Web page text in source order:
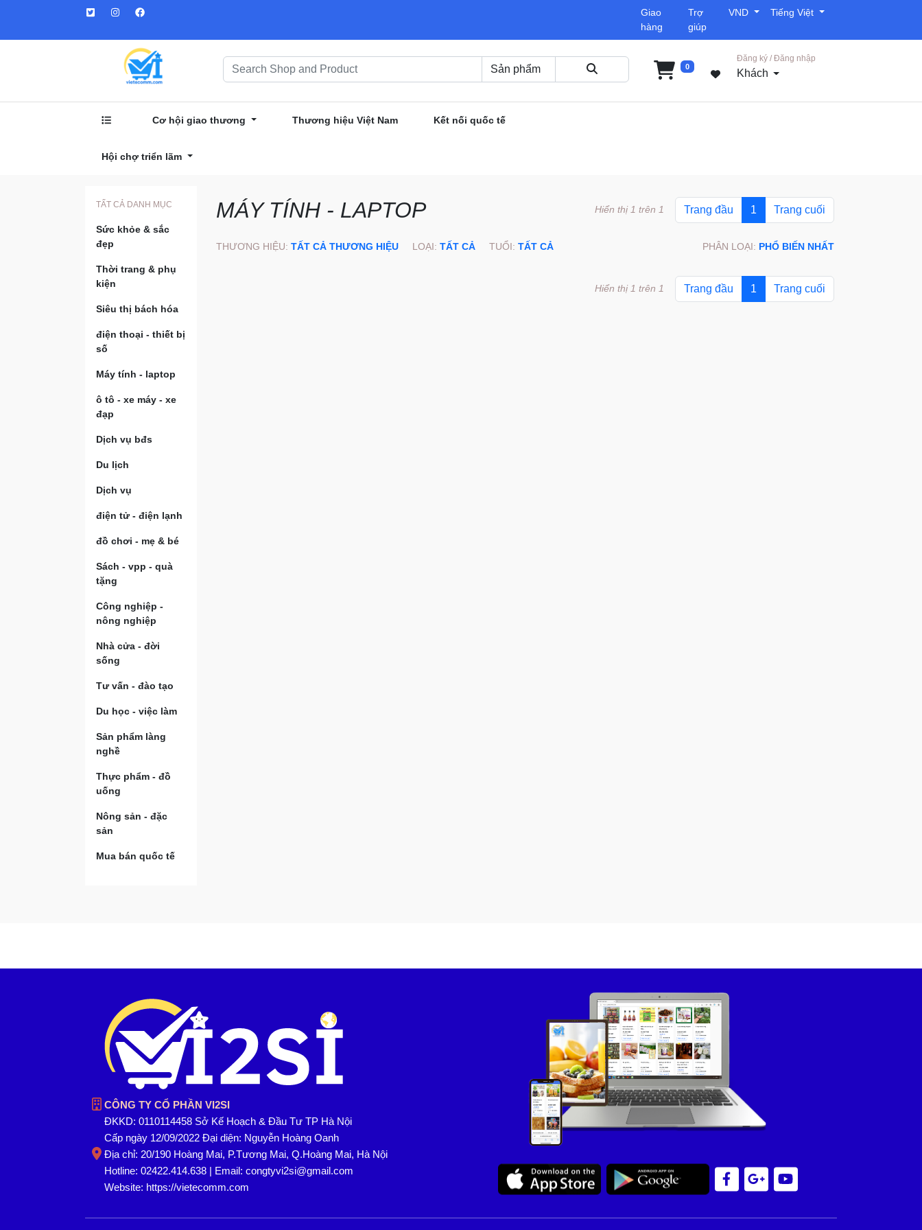
Giao
hàng
Trợ
giúp
VND Tiếng Việt
0
Đăng ký / Đăng nhập
Khách
Cơ hội giao thương Thương hiệu Việt Nam Kết nối quốc tế
Hội chợ triển lãm
TẤT CẢ DANH MỤC
Sức khỏe & sắc
đẹp
Thời trang & phụ
kiện
Siêu thị bách hóa
điện thoại - thiết bị
số
Máy tính - laptop
ô tô - xe máy - xe
đạp
Dịch vụ bđs
Du lịch
Dịch vụ
điện tử - điện lạnh
đồ chơi - mẹ & bé
Sách - vpp - quà
tặng
Công nghiệp -
nông nghiệp
Nhà cửa - đời
sống
Tư vấn - đào tạo
Du học - việc làm
Sản phẩm làng
nghề
Thực phẩm - đồ
uống
Nông sản - đặc
sản
Mua bán quốc tế
MÁY TÍNH - LAPTOP Trang đầu 1 Trang cuối
Hiển thị 1 trên 1
THƯƠNG HIỆU: TẤT CẢ THƯƠNG HIỆU LOẠI: TẤT CẢ TUỔI: TẤT CẢ PHÂN LOẠI: PHỔ BIẾN NHẤT
Trang đầu 1 Trang cuối
Hiển thị 1 trên 1
CÔNG TY CỔ PHẦN VI2SI
ĐKKD: 0110114458 Sở Kế Hoạch & Đầu Tư TP Hà Nội
Cấp ngày 12/09/2022 Đại diện: Nguyễn Hoàng Oanh
Địa chỉ: 20/190 Hoàng Mai, P.Tương Mai, Q.Hoàng Mai, Hà Nội
Hotline: 02422.414.638 | Email: congtyvi2si@gmail.com
Website: https://vietecomm.com